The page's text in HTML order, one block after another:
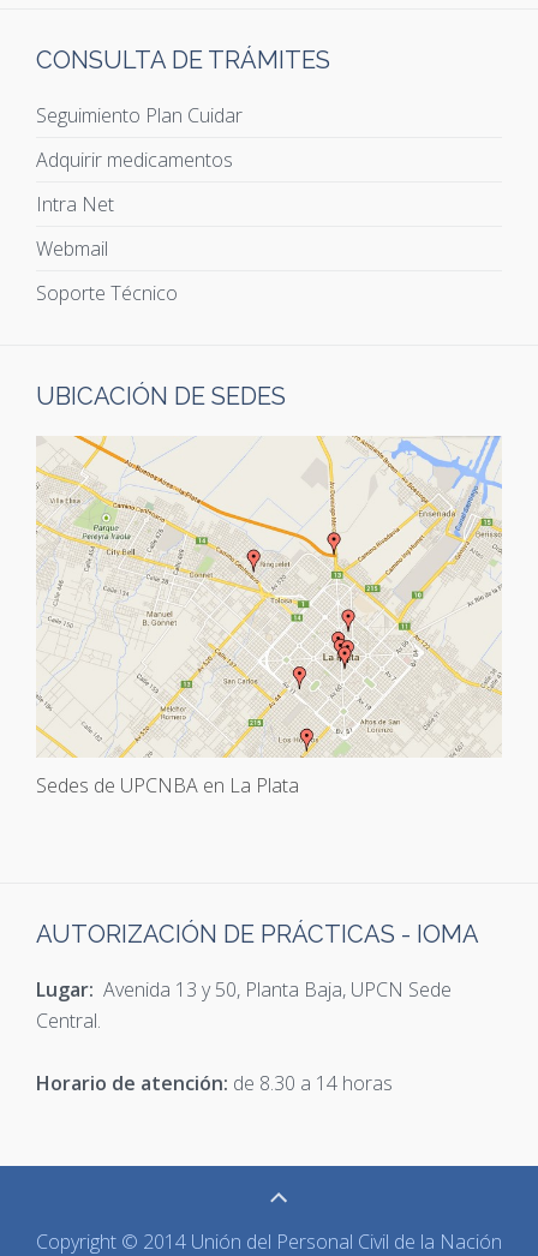
CONSULTA DE TRÁMITES
Seguimiento Plan Cuidar
Adquirir medicamentos
Intra Net
Webmail
Soporte Técnico
UBICACIÓN DE SEDES
Sedes de UPCNBA en La Plata
AUTORIZACIÓN DE PRÁCTICAS - IOMA
Lugar: Avenida 13 y 50, Planta Baja, UPCN Sede
Central.
Horario de atención: de 8.30 a 14 horas
Copyright © 2014 Unión del Personal Civil de la Nación